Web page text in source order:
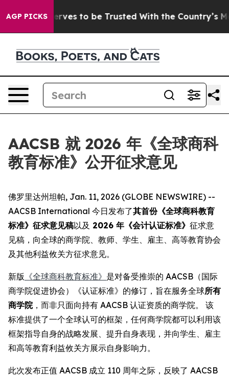
AGP PICKS
Deserves to be Trusted With the Country’s
AACSB 就 2026 年《全球商科
教育标准》公开征求意见
佛罗里达州坦帕, Jan. 11, 2026 (GLOBE NEWSWIRE) --
AACSB International 今日发布了其首份《全球商科教育
标准》征求意见稿以及 2026 年《会计认证标准》 征求意
见稿，向全球的商学院、教师、学生、雇主、高等教育协会
及其他利益攸关方征求意见。
新版 《全球商科教育标准》 是对备受推崇的 AACSB（国际
商学院促进协会）《认证标准》的修订，旨在服务全球所有
商学院，而非只面向持有 AACSB 认证资质的商学院。 该
标准提供了一个全球认可的框架，任何商学院都可以利用该
框架指导自身的战略发展、提升自身表现，并向学生、雇主
和高等教育利益攸关方展示自身影响力。
此次发布正值 AACSB 成立 110 周年之际，反映了 AACSB